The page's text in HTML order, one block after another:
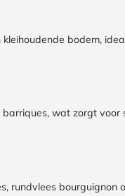
bodem,
wat zorgt
rundvlees bourguignon